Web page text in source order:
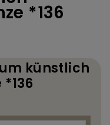
*136
künstlich